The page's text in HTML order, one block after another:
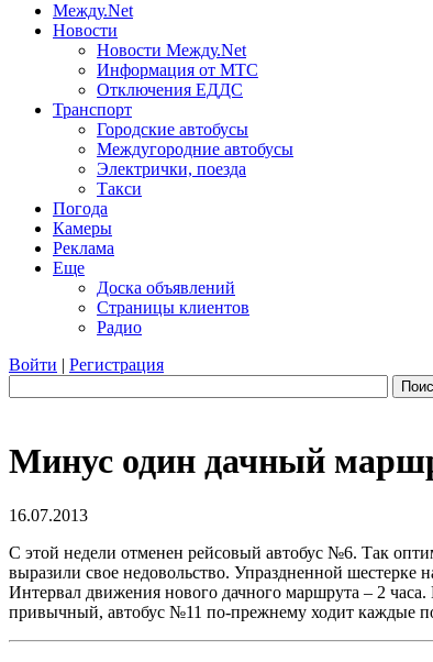
Между.Net
Новости
Новости Между.Net
Информация от МТС
Отключения ЕДДС
Транспорт
Городские автобусы
Междугородние автобусы
Электрички, поезда
Такси
Погода
Камеры
Реклама
Еще
Доска объявлений
Страницы клиентов
Радио
Войти | Регистрация
Минус один дачный
16.07.2013
С этой недели отменен рейсовый автобус №6. Так
выразили свое недовольство. Упраздненной
Интервал движения нового дачного маршрута – 2
привычный, автобус №11 по-прежнему ходит каждые